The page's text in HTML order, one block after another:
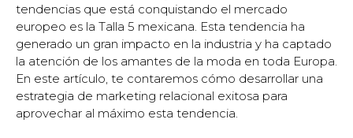
tendencias que está conquistando el mercado
europeo es la Talla 5 mexicana. Esta tendencia ha
generado un gran impacto en la industria y ha captado
la atención de los amantes de la moda en toda Europa.
En este artículo, te contaremos cómo desarrollar una
estrategia de marketing relacional exitosa para
aprovechar al máximo esta tendencia.